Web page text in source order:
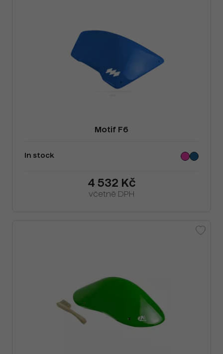
Motif F6
In stock
4 532 Kč
včetně DPH